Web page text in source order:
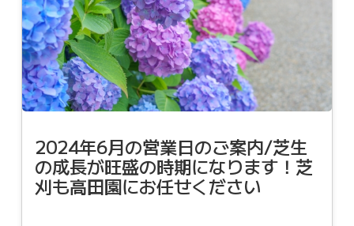
2024年6月の営業日のご案内/芝生
の成長が旺盛の時期になります！芝
刈も高田園にお任せください